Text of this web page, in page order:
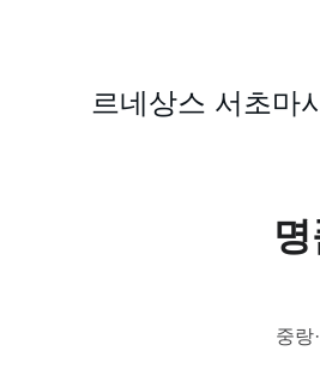
르네상스 서초마
중랑